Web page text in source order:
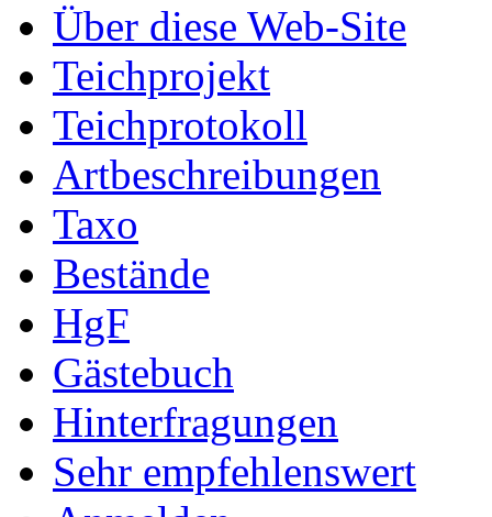
Über diese Web-Site
Teichprojekt
Teichprotokoll
Artbeschreibungen
Taxo
Bestände
HgF
Gästebuch
Hinterfragungen
Sehr empfehlenswert